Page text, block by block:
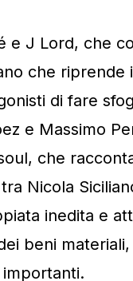
e J Lord, che
che riprende
di fare
e Massimo
che
Nicola
inedita e
beni